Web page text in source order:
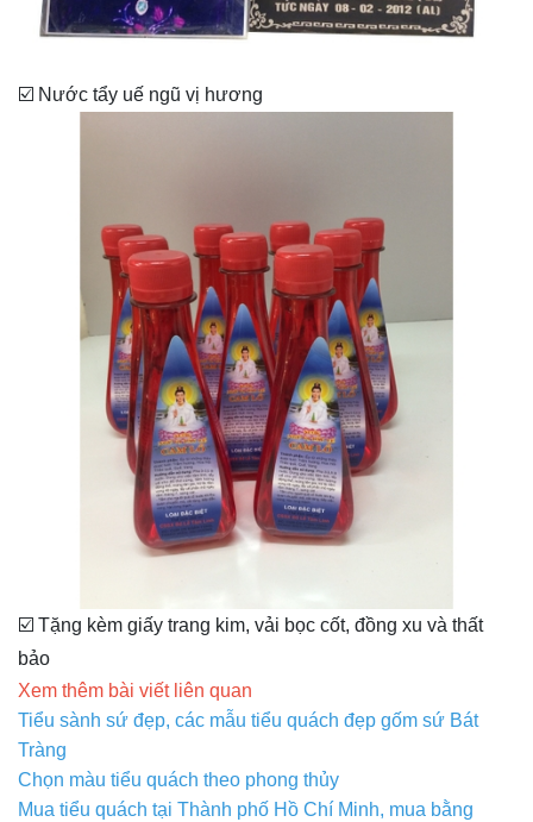
☑️ Nước tẩy uế ngũ vị hương
☑️ Tặng kèm giấy trang kim, vải bọc cốt, đồng xu và thất
bảo
Xem thêm bài viết liên quan
Tiểu sành sứ đẹp, các mẫu tiểu quách đẹp gốm sứ Bát
Tràng
Chọn màu tiểu quách theo phong thủy
Mua tiểu quách tại Thành phố Hồ Chí Minh, mua bằng